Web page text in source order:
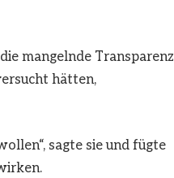
mangelnde Transparenz
hätten,
sagte sie und fügte